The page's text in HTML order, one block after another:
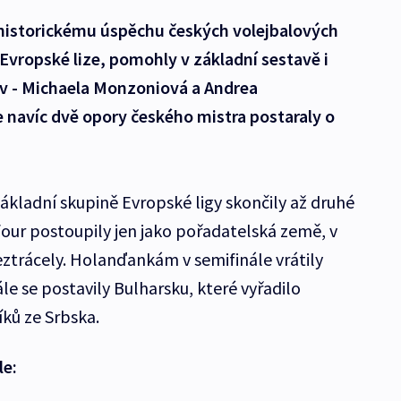
úspěchu českých volejbalových
lize, pomohly v základní sestavě i
- Michaela Monzoniová a Andrea
dvě opory českého mistra postaraly o
skupině Evropské ligy skončily až druhé
postoupily jen jako pořadatelská země, v
Holanďankám v semifinále vrátily
se postavily Bulharsku, které vyřadilo
ze Srbska.